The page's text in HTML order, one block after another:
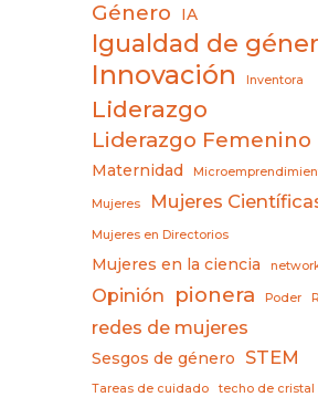
Género IA
Igualdad de
Innovación Inventora
Liderazgo
Liderazgo Femenino
Maternidad
Mujeres Mujeres
Mujeres en Directorios
Mujeres en la ciencia
Opinión pionera Poder
redes de mujeres
Sesgos de género STEM
Tareas de cuidado techo de cristal